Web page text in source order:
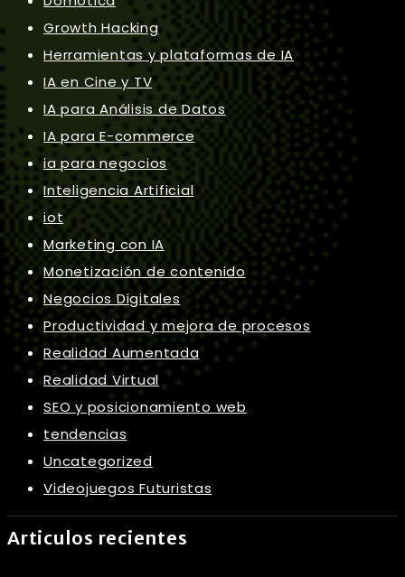
Growth Hacking
Herramientas y plataformas de IA
IA en Cine y TV
IA para Análisis de Datos
IA para E-commerce
ia para negocios
Inteligencia Artificial
iot
Marketing con IA
Monetización de contenido
Negocios Digitales
Productividad y mejora de procesos
Realidad Aumentada
Realidad Virtual
SEO y posicionamiento web
tendencias
Uncategorized
Videojuegos Futuristas
Articulos recientes